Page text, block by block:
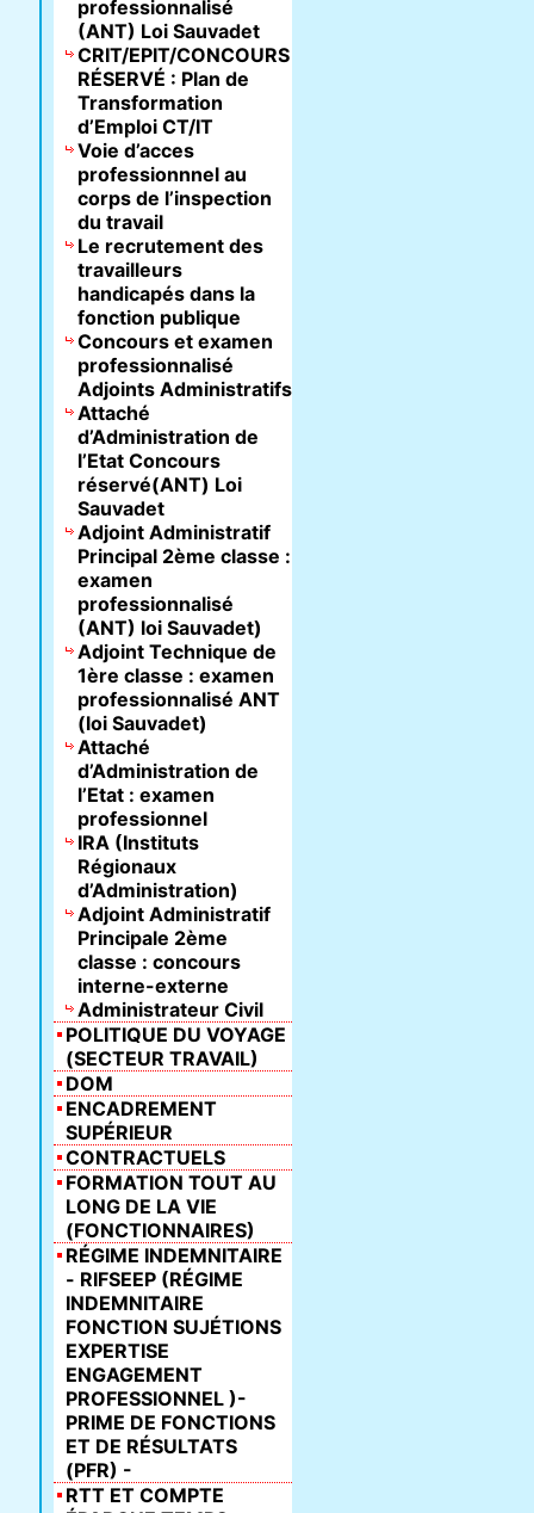
professionnalisé
(ANT) Loi Sauvadet
CRIT/EPIT/CONCOURS
RÉSERVÉ : Plan de
Transformation
d’Emploi CT/IT
Voie d’acces
professionnnel au
corps de l’inspection
du travail
Le recrutement des
travailleurs
handicapés dans la
fonction publique
Concours et examen
professionnalisé
Adjoints Administratifs
Attaché
d’Administration de
l’Etat Concours
réservé(ANT) Loi
Sauvadet
Adjoint Administratif
Principal 2ème classe :
examen
professionnalisé
(ANT) loi Sauvadet)
Adjoint Technique de
1ère classe : examen
professionnalisé ANT
(loi Sauvadet)
Attaché
d’Administration de
l’Etat : examen
professionnel
IRA (Instituts
Régionaux
d’Administration)
Adjoint Administratif
Principale 2ème
classe : concours
interne-externe
Administrateur Civil
POLITIQUE DU VOYAGE
(SECTEUR TRAVAIL)
DOM
ENCADREMENT
SUPÉRIEUR
CONTRACTUELS
FORMATION TOUT AU
LONG DE LA VIE
(FONCTIONNAIRES)
RÉGIME INDEMNITAIRE
- RIFSEEP (RÉGIME
INDEMNITAIRE
FONCTION SUJÉTIONS
EXPERTISE
ENGAGEMENT
PROFESSIONNEL )-
PRIME DE FONCTIONS
ET DE RÉSULTATS
(PFR) -
RTT ET COMPTE